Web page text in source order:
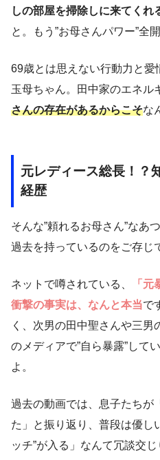
しの部屋を掃除しに来てくれ
と。もう”お母さんパワー”全
69歳とは思えない行動力と愛
玉母ちゃん。田中家のエネル
さんの存在があるからこそな
元レディース総長！？
経歴
そんな”頼れるお母さん”なあ
過去を持っているのをご存じ
ネットで噂されている、
「
衝撃の事実は、なんと本当で
く、次男の田中聖さんや三
のメディアで”自ら暴露”して
よ。
過去の動画では、息子たちが
た」と振り返り、普段は優し
ッチ”が入る」なんて冗談交じ